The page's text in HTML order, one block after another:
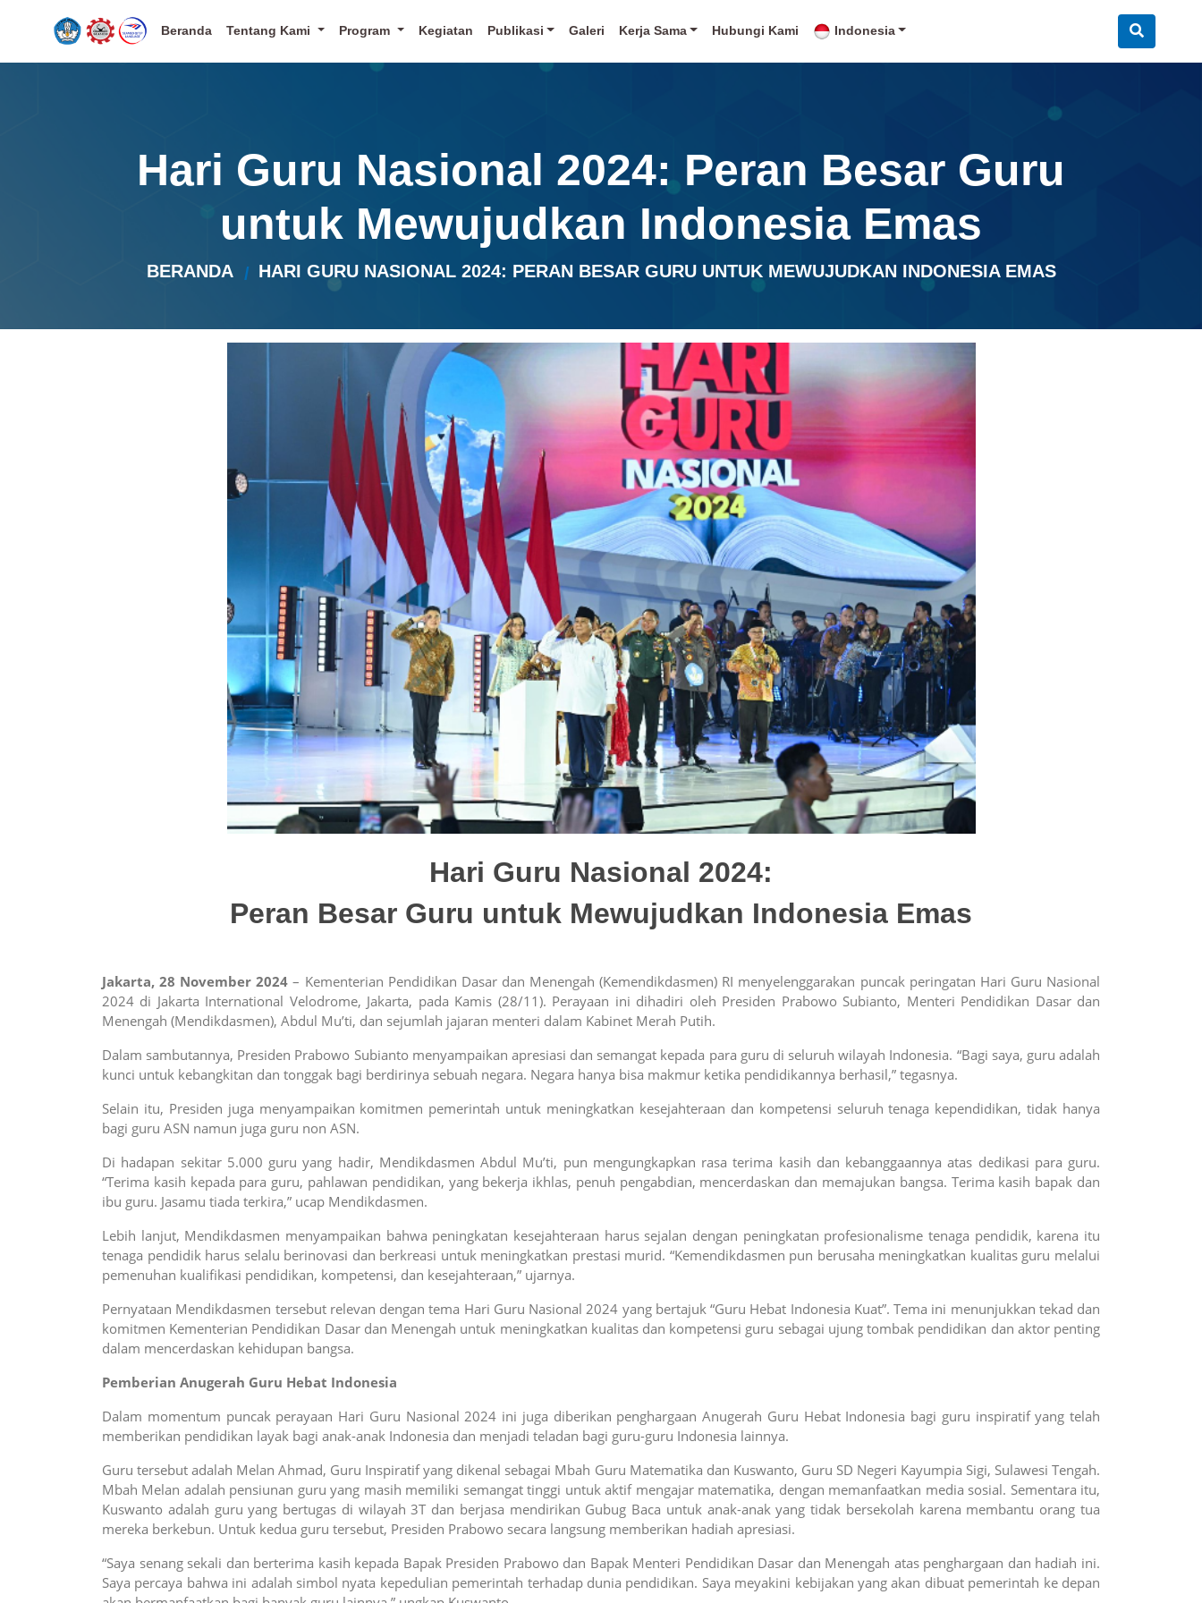
Beranda Tentang Kami Program Kegiatan Publikasi Galeri Kerja Sama Hubungi Kami Indonesia
Hari Guru Nasional 2024: Peran Besar Guru
untuk Mewujudkan Indonesia Emas
BERANDA HARI GURU NASIONAL 2024: PERAN BESAR GURU UNTUK MEWUJUDKAN INDONESIA EMAS
Hari Guru Nasional 2024:
Peran Besar Guru untuk Mewujudkan Indonesia Emas
Jakarta, 28 November 2024– Kementerian Pendidikan Dasar dan Menengah (Kemendikdasmen) RI menyelenggarakan puncak peringatan Hari Guru Nasional
2024 di Jakarta International Velodrome, Jakarta, pada Kamis (28/11). Perayaan ini dihadiri oleh Presiden Prabowo Subianto, Menteri Pendidikan Dasar dan
Menengah (Mendikdasmen), Abdul Mu’ti, dan sejumlah jajaran menteri dalam Kabinet Merah Putih.
Dalam sambutannya, Presiden Prabowo Subianto menyampaikan apresiasi dan semangat kepada para guru di seluruh wilayah Indonesia. “Bagi saya, guru adalah
kunci untuk kebangkitan dan tonggak bagi berdirinya sebuah negara. Negara hanya bisa makmur ketika pendidikannya berhasil,” tegasnya.
Selain itu, Presiden juga menyampaikan komitmen pemerintah untuk meningkatkan kesejahteraan dan kompetensi seluruh tenaga kependidikan, tidak hanya
bagi guru ASN namun juga guru non ASN.
Di hadapan sekitar 5.000 guru yang hadir, Mendikdasmen Abdul Mu’ti, pun mengungkapkan rasa terima kasih dan kebanggaannya atas dedikasi para guru.
“Terima kasih kepada para guru, pahlawan pendidikan, yang bekerja ikhlas, penuh pengabdian, mencerdaskan dan memajukan bangsa. Terima kasih bapak dan
ibu guru. Jasamu tiada terkira,” ucap Mendikdasmen.
Lebih lanjut, Mendikdasmen menyampaikan bahwa peningkatan kesejahteraan harus sejalan dengan peningkatan profesionalisme tenaga pendidik, karena itu
tenaga pendidik harus selalu berinovasi dan berkreasi untuk meningkatkan prestasi murid. “Kemendikdasmen pun berusaha meningkatkan kualitas guru melalui
pemenuhan kualifikasi pendidikan, kompetensi, dan kesejahteraan,” ujarnya.
Pernyataan Mendikdasmen tersebut relevan dengan tema Hari Guru Nasional 2024 yang bertajuk “Guru Hebat Indonesia Kuat”. Tema ini menunjukkan tekad dan
komitmen Kementerian Pendidikan Dasar dan Menengah untuk meningkatkan kualitas dan kompetensi guru sebagai ujung tombak pendidikan dan aktor penting
dalam mencerdaskan kehidupan bangsa.
Pemberian Anugerah Guru Hebat Indonesia
Dalam momentum puncak perayaan Hari Guru Nasional 2024 ini juga diberikan penghargaan Anugerah Guru Hebat Indonesia bagi guru inspiratif yang telah
memberikan pendidikan layak bagi anak-anak Indonesia dan menjadi teladan bagi guru-guru Indonesia lainnya.
Guru tersebut adalah Melan Ahmad, Guru Inspiratif yang dikenal sebagai Mbah Guru Matematika dan Kuswanto, Guru SD Negeri Kayumpia Sigi, Sulawesi Tengah.
Mbah Melan adalah pensiunan guru yang masih memiliki semangat tinggi untuk aktif mengajar matematika, dengan memanfaatkan media sosial. Sementara itu,
Kuswanto adalah guru yang bertugas di wilayah 3T dan berjasa mendirikan Gubug Baca untuk anak-anak yang tidak bersekolah karena membantu orang tua
mereka berkebun. Untuk kedua guru tersebut, Presiden Prabowo secara langsung memberikan hadiah apresiasi.
“Saya senang sekali dan berterima kasih kepada Bapak Presiden Prabowo dan Bapak Menteri Pendidikan Dasar dan Menengah atas penghargaan dan hadiah ini.
Saya percaya bahwa ini adalah simbol nyata kepedulian pemerintah terhadap dunia pendidikan. Saya meyakini kebijakan yang akan dibuat pemerintah ke depan